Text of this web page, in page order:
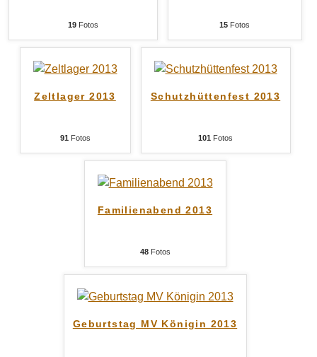
19Fotos 15 Fotos
Zeltlager 2013
91Fotos
Schutzhüttenfest 2013
101 Fotos
Familienabend 2013
48Fotos
Geburtstag MV Königin 2013